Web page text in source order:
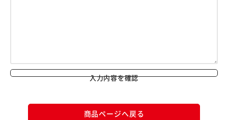
入力内容を確認
商品ページへ戻る